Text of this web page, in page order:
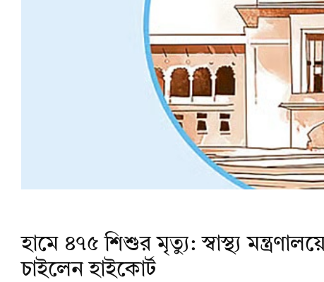
হামে ৪৭৫ শিশুর মৃত্যু: স্বাস্থ্য
চাইলেন হাইকোর্ট